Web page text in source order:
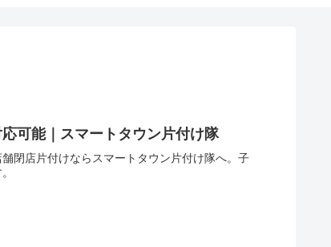
可能｜スマートタウン片付け隊
閉店片付けならスマートタウン片付け隊へ。子